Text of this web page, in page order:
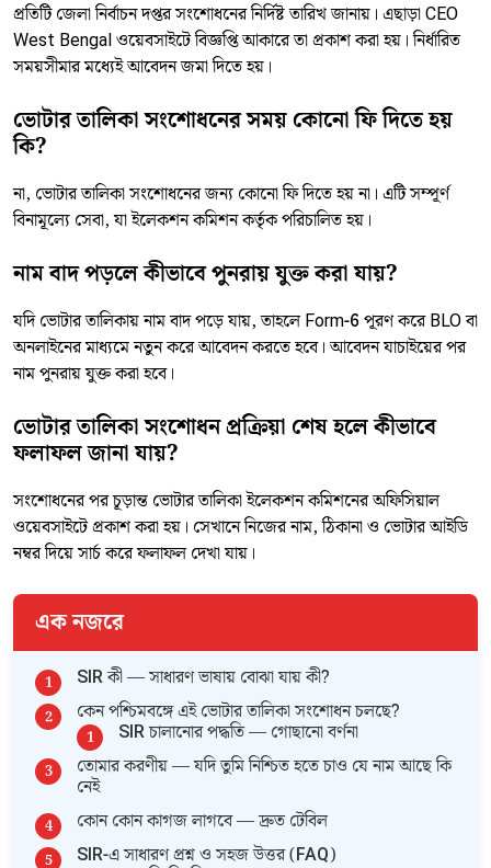
প্রতিটি জেলা নির্বাচন দপ্তর সংশোধনের নির্দিষ্ট তারিখ জানায়। এছাড়া CEO
West Bengal ওয়েবসাইটে বিজ্ঞপ্তি আকারে তা প্রকাশ করা হয়। নির্ধারিত
সময়সীমার মধ্যেই আবেদন জমা দিতে হয়।
ভোটার তালিকা সংশোধনের সময় কোনো ফি দিতে হয়
কি?
না, ভোটার তালিকা সংশোধনের জন্য কোনো ফি দিতে হয় না। এটি সম্পূর্ণ
বিনামূল্যে সেবা, যা ইলেকশন কমিশন কর্তৃক পরিচালিত হয়।
নাম বাদ পড়লে কীভাবে পুনরায় যুক্ত করা যায়?
যদি ভোটার তালিকায় নাম বাদ পড়ে যায়, তাহলে Form-6 পূরণ করে BLO বা
অনলাইনের মাধ্যমে নতুন করে আবেদন করতে হবে। আবেদন যাচাইয়ের পর
নাম পুনরায় যুক্ত করা হবে।
ভোটার তালিকা সংশোধন প্রক্রিয়া শেষ হলে কীভাবে
ফলাফল জানা যায়?
সংশোধনের পর চূড়ান্ত ভোটার তালিকা ইলেকশন কমিশনের অফিসিয়াল
ওয়েবসাইটে প্রকাশ করা হয়। সেখানে নিজের নাম, ঠিকানা ও ভোটার আইডি
নম্বর দিয়ে সার্চ করে ফলাফল দেখা যায়।
এক নজরে
SIR কী — সাধারণ ভাষায় বোঝা যায় কী?
কেন পশ্চিমবঙ্গে এই ভোটার তালিকা সংশোধন চলছে?
SIR চালানোর পদ্ধতি — গোছানো বর্ণনা
তোমার করণীয় — যদি তুমি নিশ্চিত হতে চাও যে নাম আছে কি
নেই
কোন কোন কাগজ লাগবে — দ্রুত টেবিল
SIR-এ সাধারণ প্রশ্ন ও সহজ উত্তর (FAQ)